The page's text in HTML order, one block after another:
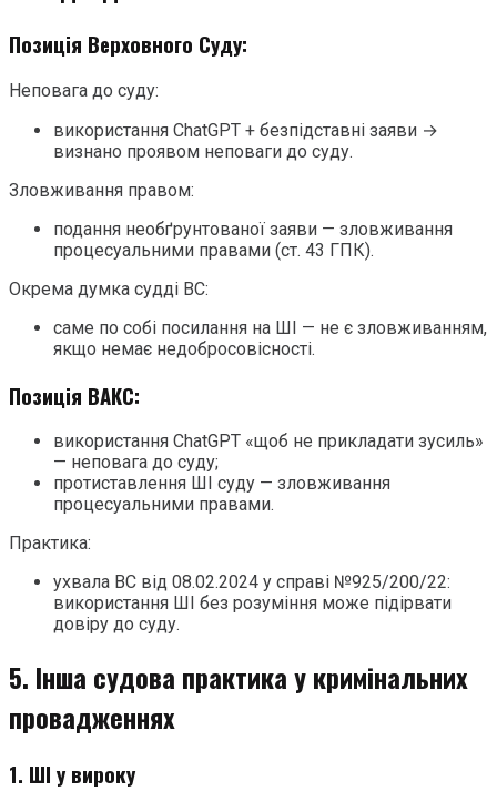
Позиція Верховного Суду:
Неповага до суду:
використання ChatGPT + безпідставні заяви →
визнано проявом неповаги до суду.
Зловживання правом:
подання необґрунтованої заяви — зловживання
процесуальними правами (ст. 43 ГПК).
Окрема думка судді ВС:
саме по собі посилання на ШІ — не є зловживанням,
якщо немає недобросовісності.
Позиція ВАКС:
використання ChatGPT «щоб не прикладати зусиль»
— неповага до суду;
протиставлення ШІ суду — зловживання
процесуальними правами.
Практика:
ухвала ВС від 08.02.2024 у справі №925/200/22:
використання ШІ без розуміння може підірвати
довіру до суду.
5. Інша судова практика у кримінальних
провадженнях
1. ШІ у вироку